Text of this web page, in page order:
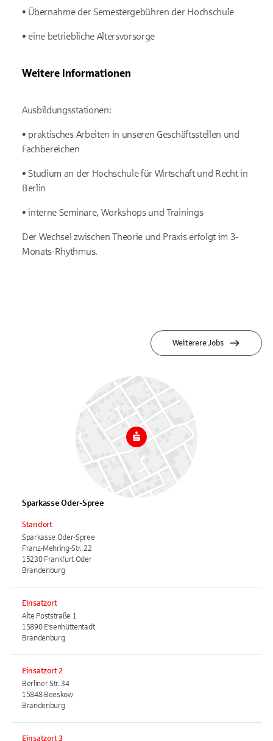
• Übernahme der Semestergebühren der Hochschule
• eine betriebliche Altersvorsorge
Weitere Informationen
Ausbildungsstationen:
• praktisches Arbeiten in unseren Geschäftsstellen und
Fachbereichen
• Studium an der Hochschule für Wirtschaft und Recht in
Berlin
• interne Seminare, Workshops und Trainings
Der Wechsel zwischen Theorie und Praxis erfolgt im 3-
Monats-Rhythmus.
Weiterere Jobs
Sparkasse Oder-Spree
Standort
Sparkasse Oder-Spree
Franz-Mehring-Str. 22
15230 Frankfurt Oder
Brandenburg
Einsatzort
Alte Poststraße 1
15890 Eisenhüttentadt
Brandenburg
Einsatzort 2
Berliner Str. 34
15848 Beeskow
Brandenburg
Einsatzort 3